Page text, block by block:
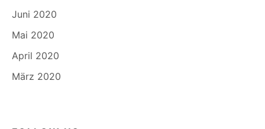
Juni 2020
Mai 2020
April 2020
März 2020